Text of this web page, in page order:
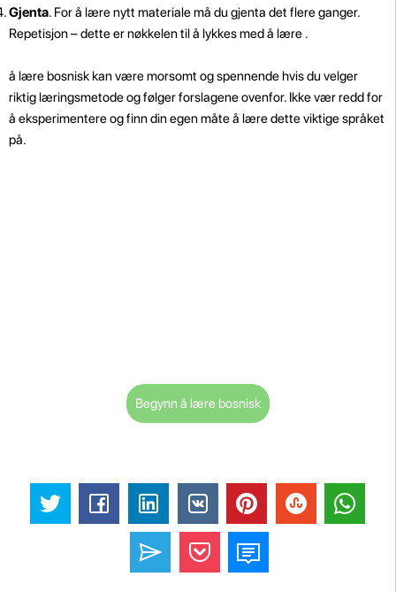
Gjenta. For å lære nytt materiale må du gjenta det flere ganger.
Repetisjon – dette er nøkkelen til å lykkes med å lære .
å lære bosnisk kan være morsomt og spennende hvis du velger
riktig læringsmetode og følger forslagene ovenfor. Ikke vær redd for
å eksperimentere og finn din egen måte å lære dette viktige språket
på.
Begynn å lære bosnisk